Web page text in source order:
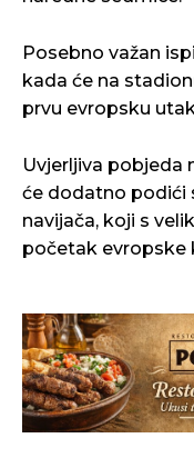
Posebno važan
kada će na
prvu evropsku
Uvjerljiva pobjeda
će dodatno podići
navijača, koji s
početak evropske